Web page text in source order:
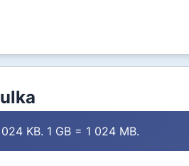
KB. 1 GB = 1 024 MB.